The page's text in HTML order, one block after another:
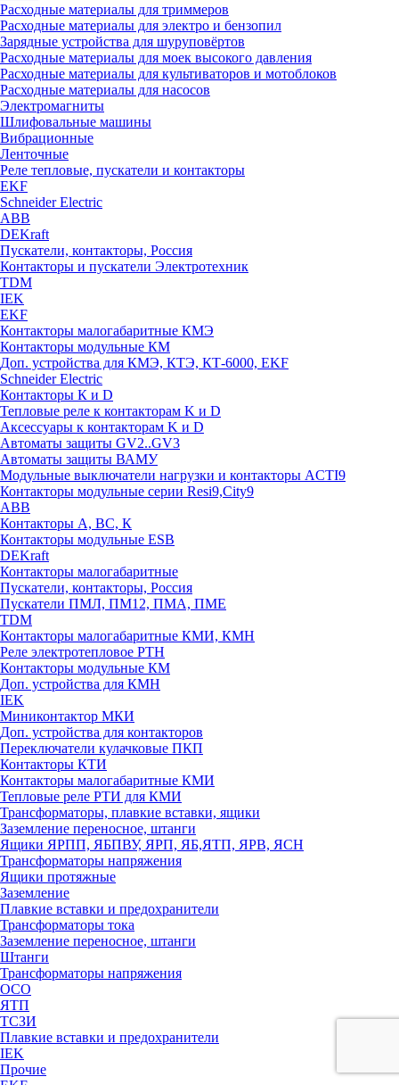
Расходные материалы для триммеров
Расходные материалы для электро и бензопил
Зарядные устройства для шуруповёртов
Расходные материалы для моек высокого давления
Расходные материалы для культиваторов и мотоблоков
Расходные материалы для насосов
Электромагниты
Шлифовальные машины
Вибрационные
Ленточные
Реле тепловые, пускатели и контакторы
EKF
Schneider Electric
ABB
DEKraft
Пускатели, контакторы, Россия
Контакторы и пускатели Электротехник
TDM
IEK
EKF
Контакторы малогабаритные КМЭ
Контакторы модульные КМ
Доп. устройства для КМЭ, КТЭ, КТ-6000, EKF
Schneider Electric
Контакторы К и D
Тепловые реле к контакторам K и D
Аксессуары к контакторам K и D
Автоматы защиты GV2..GV3
Автоматы защиты ВАМУ
Модульные выключатели нагрузки и контакторы ACTI9
Контакторы модульные серии Resi9,City9
ABB
Контакторы А, ВС, К
Контакторы модульные ESB
DEKraft
Контакторы малогабаритные
Пускатели, контакторы, Россия
Пускатели ПМЛ, ПМ12, ПМА, ПМЕ
TDM
Контакторы малогабаритные КМИ, КМН
Реле электротепловое РТН
Контакторы модульные КМ
Доп. устройства для КМН
IEK
Миниконтактор МКИ
Доп. устройства для контакторов
Переключатели кулачковые ПКП
Контакторы КТИ
Контакторы малогабаритные КМИ
Тепловые реле РTИ для КМИ
Трансформаторы, плавкие вставки, ящики
Заземление переносное, штанги
Ящики ЯРПП, ЯБПВУ, ЯРП, ЯБ,ЯТП, ЯРВ, ЯСН
Трансформаторы напряжения
Ящики протяжные
Заземление
Плавкие вставки и предохранители
Трансформаторы тока
Заземление переносное, штанги
Штанги
Трансформаторы напряжения
ОСО
ЯТП
ТСЗИ
Плавкие вставки и предохранители
IEK
Прочие